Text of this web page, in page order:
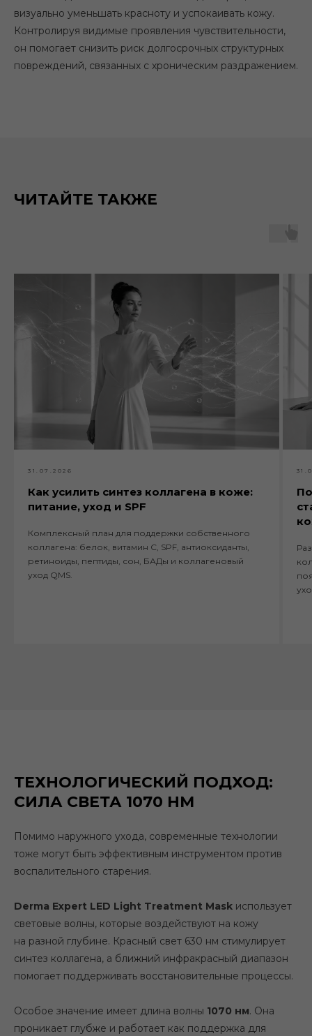
визуально уменьшать красноту и успокаивать кожу.
Контролируя видимые проявления чувствительности,
он помогает снизить риск долгосрочных структурных
повреждений, связанных с хроническим раздражением.
ЧИТАЙТЕ ТАКЖЕ
31.07.2026
Как усилить синтез коллагена в коже:
питание, уход и SPF
Комплексный план для поддержки собственного
коллагена: белок, витамин C, SPF, антиоксиданты,
ретиноиды, пептиды, сон, БАДы и коллагеновый
уход QMS.
ТЕХНОЛОГИЧЕСКИЙ ПОДХОД:
СИЛА СВЕТА 1070 НМ
Помимо наружного ухода, современные технологии
тоже могут быть эффективным инструментом против
воспалительного старения.
Derma Expert LED Light Treatment Mask использует
световые волны, которые воздействуют на кожу
на разной глубине. Красный свет 630 нм стимулирует
синтез коллагена, а ближний инфракрасный диапазон
помогает поддерживать восстановительные процессы.
Особое значение имеет длина волны 1070 нм. Она
проникает глубже и работает как поддержка для